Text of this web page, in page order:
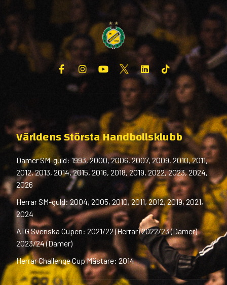
Världens Största Handbollsklubb
Damer SM-guld: 1993, 2000, 2006, 2007, 2009, 2010, 2011,
2012, 2013, 2014, 2015, 2016, 2018, 2019, 2022, 2023, 2024,
2026
Herrar SM-guld: 2004, 2005, 2010, 2011, 2012, 2019, 2021,
2024
ATG Svenska Cupen: 2021/22 (Herrar) 2022/23 (Damer)
2023/24 (Damer)
Herrar Challenge Cup Mästare: 2014